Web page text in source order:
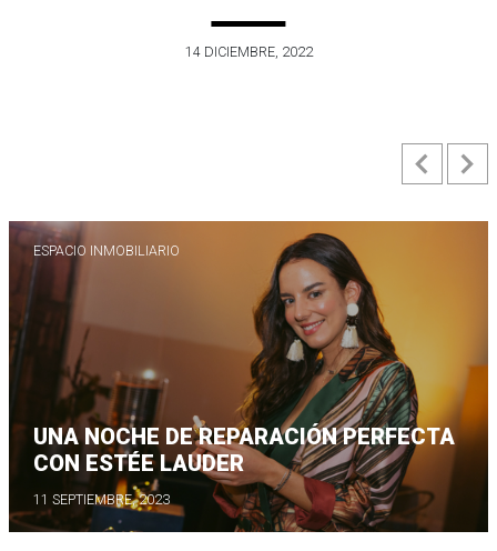
14 DICIEMBRE, 2022
ESPACIO INMOBILIARIO
UNA NOCHE DE REPARACIÓN PERFECTA
CON ESTÉE LAUDER
11 SEPTIEMBRE, 2023